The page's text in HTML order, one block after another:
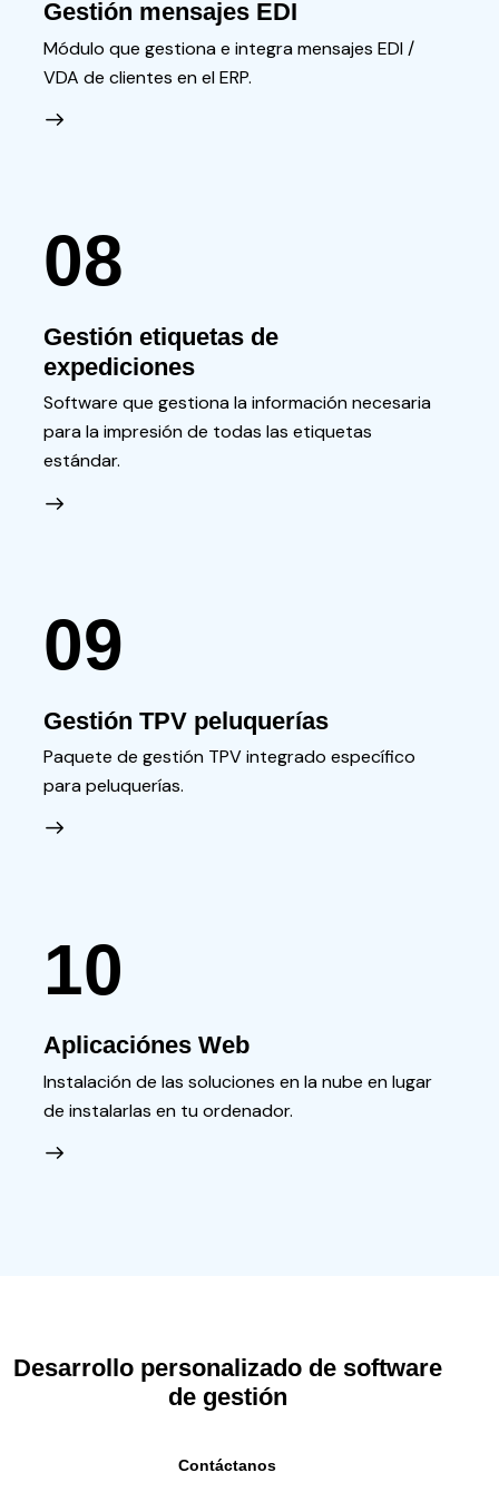
Gestión mensajes EDI
Módulo que gestiona e integra mensajes EDI /
VDA de clientes en el ERP.
08
Gestión etiquetas de
expediciones
Software que gestiona la información necesaria
para la impresión de todas las etiquetas
estándar.
09
Gestión TPV peluquerías
Paquete de gestión TPV integrado específico
para peluquerías.
10
Aplicaciónes Web
Instalación de las soluciones en la nube en lugar
de instalarlas en tu ordenador.
Desarrollo personalizado de software
de gestión
Contáctanos